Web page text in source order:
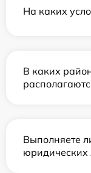
На каких
В каких
Выполняете
юридических